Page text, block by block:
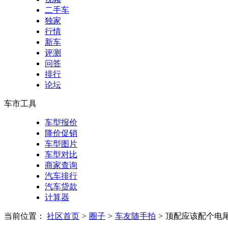
二手车
独家
行情
新车
评测
问答
排行
论坛
车市工具
车型报价
降价促销
车型图片
车型对比
商家查询
汽车排行
汽车贷款
计算器
当前位置： 社区首页 > 圈子 > 车友随手拍 > 顶配应该配个电